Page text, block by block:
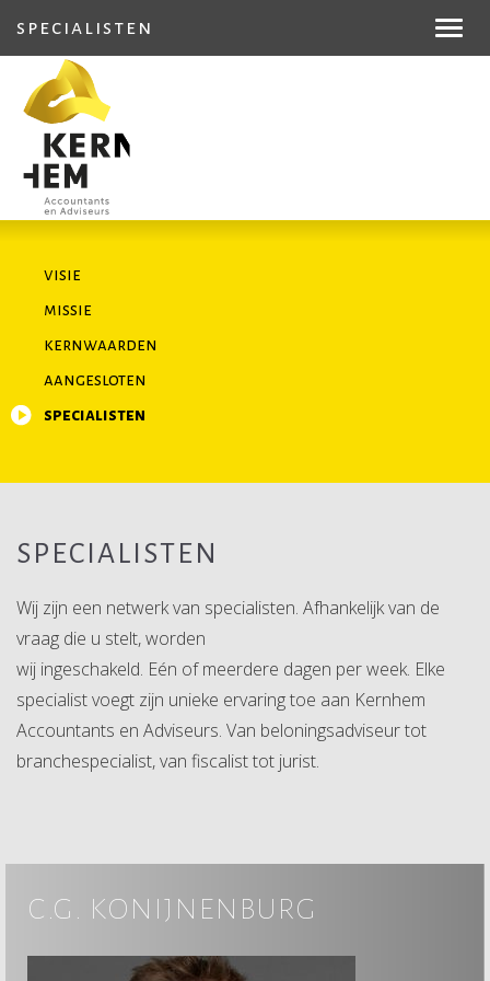
specialisten
visie
missie
kernwaarden
aangesloten
specialisten
SPECIALISTEN
Wij zijn een netwerk van specialisten. Afhankelijk van de
vraag die u stelt, worden
wij ingeschakeld. Eén of meerdere dagen per week. Elke
specialist voegt zijn unieke ervaring toe aan Kernhem
Accountants en Adviseurs. Van beloningsadviseur tot
branchespecialist, van fiscalist tot jurist.
c.g. konijnenburg